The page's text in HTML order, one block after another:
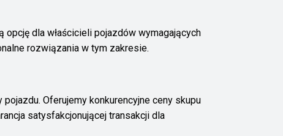
opcję dla właścicieli pojazdów wymagających
rozwiązania w tym zakresie.
Oferujemy konkurencyjne ceny skupu
satysfakcjonującej transakcji dla